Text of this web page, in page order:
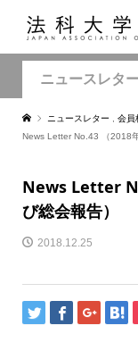
ニュースレター
ニュースレター 会員
News Letter No.43 （2018
News Letter
び総会報告）
2018.12.25